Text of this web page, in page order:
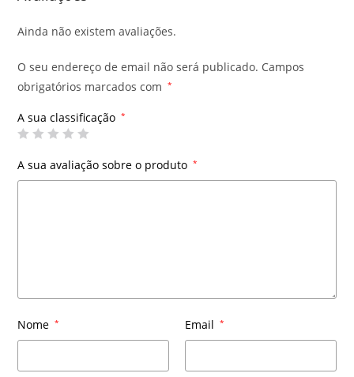
Ainda não existem avaliações.
O seu endereço de email não será publicado. Campos
obrigatórios marcados com
*
A sua classificação *
A sua avaliação sobre o produto *
Nome * Email *